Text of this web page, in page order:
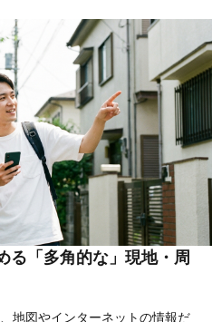
る「多角的な」現地・周
地図やインターネットの情報だ